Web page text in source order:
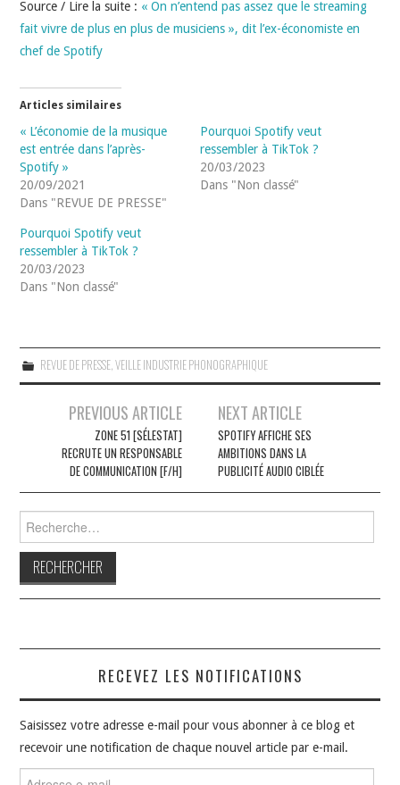
Source / Lire la suite : « On n’entend pas assez que le streaming
fait vivre de plus en plus de musiciens », dit l’ex-économiste en
chef de Spotify
Articles similaires
« L’économie de la musique
est entrée dans l’après-
Spotify »
20/09/2021
Dans "REVUE DE PRESSE"
Pourquoi Spotify veut
ressembler à TikTok ?
20/03/2023
Dans "Non classé"
Pourquoi Spotify veut
ressembler à TikTok ?
20/03/2023
Dans "Non classé"
REVUE DE PRESSE,VEILLE INDUSTRIE PHONOGRAPHIQUE
Navigation
articles
PREVIOUS ARTICLE
ZONE 51 [SÉLESTAT]
RECRUTE UN RESPONSABLE
DE COMMUNICATION [F/H]
NEXT ARTICLE
SPOTIFY AFFICHE SES
AMBITIONS DANS LA
PUBLICITÉ AUDIO CIBLÉE
RECEVEZ LES NOTIFICATIONS
Saisissez votre adresse e-mail pour vous abonner à ce blog et
recevoir une notification de chaque nouvel article par e-mail.